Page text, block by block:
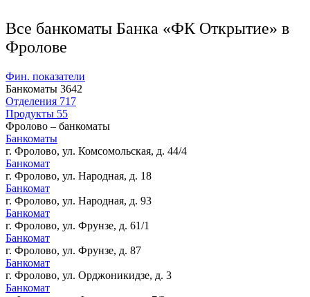
Все банкоматы Банка «ФК Открытие» в
Фролове
Фин. показатели
Банкоматы 3642
Отделения 717
Продукты 55
Фролово – банкоматы
Банкоматы
г. Фролово, ул. Комсомольская, д. 44/4
Банкомат
г. Фролово, ул. Народная, д. 18
Банкомат
г. Фролово, ул. Народная, д. 93
Банкомат
г. Фролово, ул. Фрунзе, д. 61/1
Банкомат
г. Фролово, ул. Фрунзе, д. 87
Банкомат
г. Фролово, ул. Орджоникидзе, д. 3
Банкомат